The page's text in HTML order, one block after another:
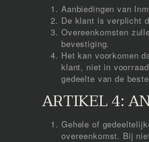
Aanbiedingen van
De klant is verplicht
Overeenkomsten
bevestiging.
Het kan voorkomen
klant, niet in
gedeelte van de
ARTIKEL 4:
Gehele of
overeenkomst. Bij